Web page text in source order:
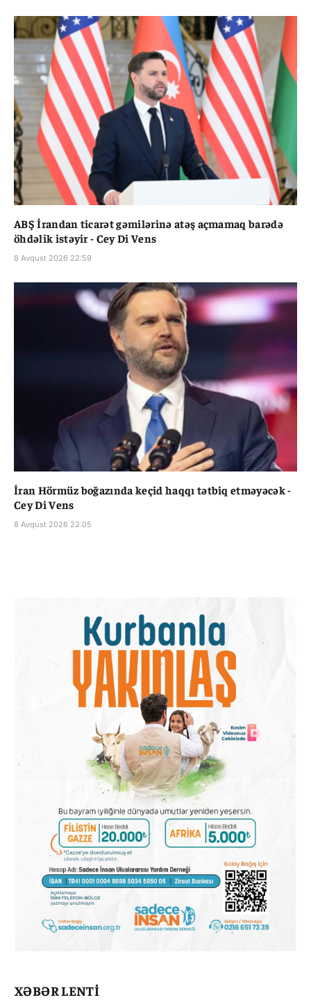
ABŞ İrandan ticarət gəmilərinə atəş açmamaq barədə
öhdəlik istəyir - Cey Di Vens
8 Avqust 2026 22:59
İran Hörmüz boğazında keçid haqqı tətbiq etməyəcək -
Cey Di Vens
8 Avqust 2026 22:05
XƏBƏR LENTİ